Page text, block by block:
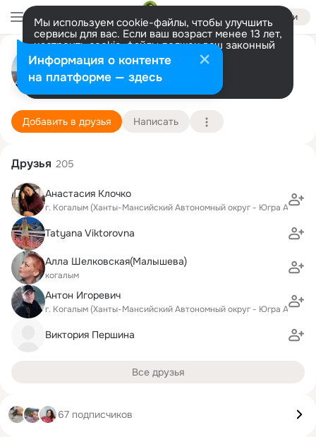
Войти
Мы используем cookie-файлы, чтобы улучшить
сервисы для вас. Если ваш возраст менее 13 лет,
настроить cookie-файлы должен ваш законный
представитель. Больше информации
Разрешить все Настроить
Анастасия Клочкова
г. Когалым (Ханты-Мансийский Автономный
Болчарская школа
Подробнее
Добавить в друзья Написать
Друзья 205
Анастасия Клочко
г. Когалым (Ханты-Мансийский Автономный округ - Югра АО)
Tatyana Viktorovna
Алла Шелковская(Малышева)
когалым
Антон Игоревич
г. Когалым (Ханты-Мансийский Автономный округ - Югра АО)
Виктория Першина
Все друзья
67 подписчиков
Информация о контенте
на платформе — здесь